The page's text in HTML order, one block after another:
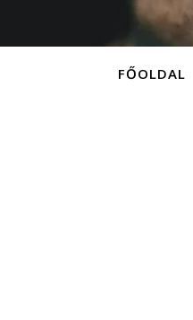
FŐOLDAL